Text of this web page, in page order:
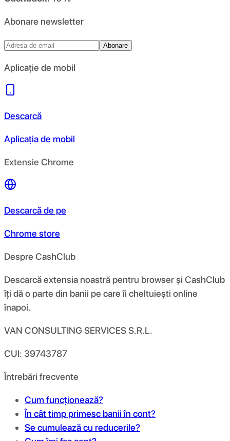
Abonare newsletter
Abonare
Aplicație de mobil
Descarcă
Aplicația de mobil
Extensie Chrome
Descarcă de pe
Chrome store
Despre CashClub
Descarcă extensia noastră pentru browser și CashClub
îți dă o parte din banii pe care îi cheltuiești online
înapoi.
VAN CONSULTING SERVICES S.R.L.
CUI: 39743787
Întrebări frecvente
Cum funcționează?
În cât timp primesc banii în cont?
Se cumulează cu reducerile?